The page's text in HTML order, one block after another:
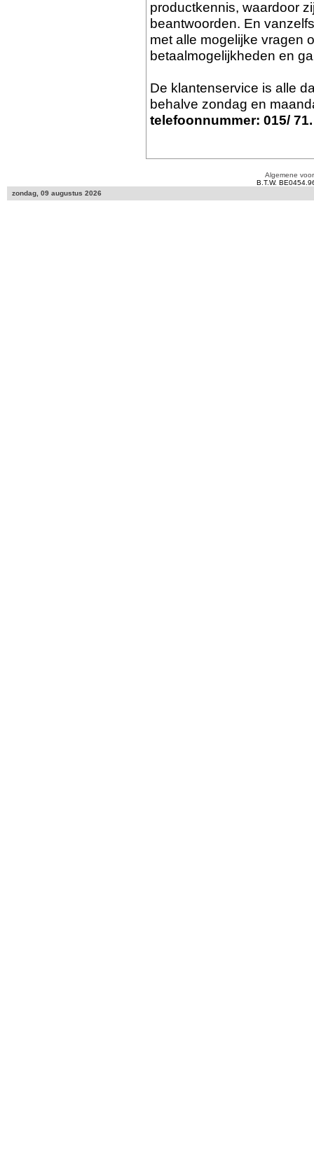
productkennis, waardoor
beantwoorden. En
met alle mogelijke vragen
betaalmogelijkheden en
De klantenservice is alle
behalve zondag en
telefoonnummer: 015/
Algemene
B.T.W.
zondag, 09 augustus 2026